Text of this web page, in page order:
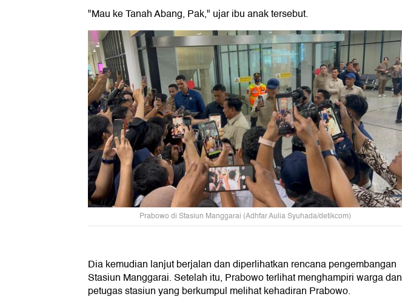
"Mau ke Tanah Abang, Pak," ujar ibu anak tersebut.
Prabowo di Stasiun Manggarai (Adhfar Aulia Syuhada/detikcom)
Dia kemudian lanjut berjalan dan diperlihatkan rencana pengembangan
Stasiun Manggarai. Setelah itu, Prabowo terlihat menghampiri warga dan
petugas stasiun yang berkumpul melihat kehadiran Prabowo.